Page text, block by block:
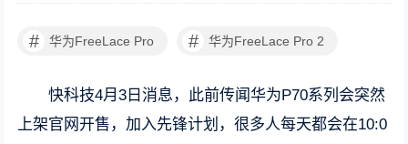
# 华为FreeLace Pro # 华为FreeLace Pro 2
快科技4月3日消息，此前传闻华为P70系列会突然
上架官网开售，加入先锋计划，很多人每天都会在10:0